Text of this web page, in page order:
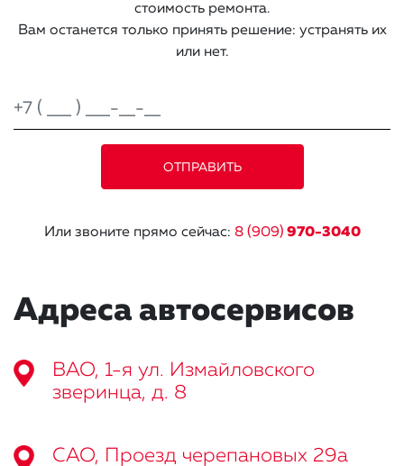
стоимость ремонта.
Вам останется только принять решение: устранять их
или нет.
Или звоните прямо сейчас: 8 (909) 970-3040
Адреса автосервисов
ВАО, 1-я ул. Измайловского
зверинца, д. 8
САО, Проезд черепановых 29а